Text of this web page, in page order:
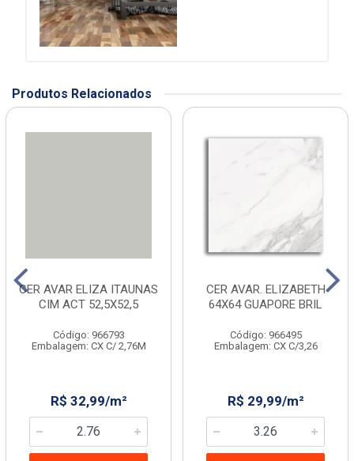
Produtos Relacionados
CER AVAR ELIZA ITAUNAS
CIM ACT 52,5X52,5
Código: 966793
Embalagem: CX C/ 2,76M
R$ 32,99/m²
CER AVAR. ELIZABETH
64X64 GUAPORE BRIL
Código: 966495
Embalagem: CX C/3,26
R$ 29,99/m²